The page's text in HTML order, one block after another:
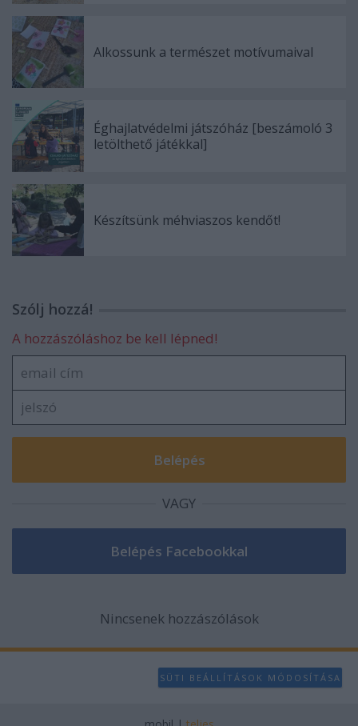
Alkossunk a természet motívumaival
Éghajlatvédelmi játszóház [beszámoló 3
letölthető játékkal]
Készítsünk méhviaszos kendőt!
Szólj hozzá!
A hozzászóláshoz be kell lépned!
VAGY
Nincsenek hozzászólások
SÜTI BEÁLLÍTÁSOK MÓDOSÍTÁSA